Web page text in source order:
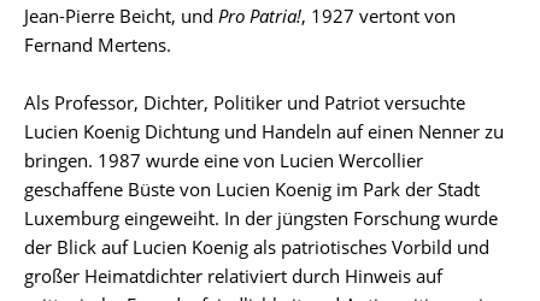
Jean-Pierre Beicht, und Pro Patria!, 1927 vertont von
Fernand Mertens.
Als Professor, Dichter, Politiker und Patriot versuchte
Lucien Koenig Dichtung und Handeln auf einen Nenner zu
bringen. 1987 wurde eine von Lucien Wercollier
geschaffene Büste von Lucien Koenig im Park der Stadt
Luxemburg eingeweiht. In der jüngsten Forschung wurde
der Blick auf Lucien Koenig als patriotisches Vorbild und
großer Heimatdichter relativiert durch Hinweis auf